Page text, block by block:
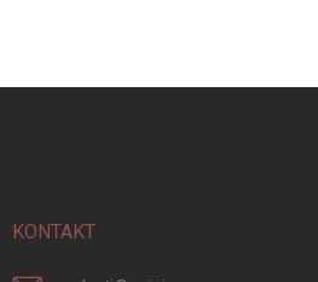
KONTAKT